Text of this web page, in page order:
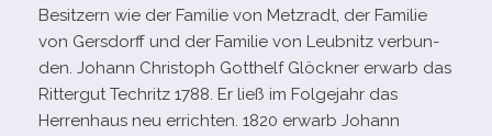
Besitzern wie der Familie von Metzradt, der Familie
von Gersdorff und der Familie von Leubnitz ver­bun­
den. Johann Christoph Gotthelf Glöckner erwarb das
Rittergut Techritz 1788. Er ließ im Folgejahr das
Herrenhaus neu errich­ten. 1820 erwarb Johann